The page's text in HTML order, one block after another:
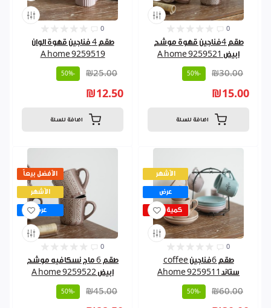
0
طقم 4 فناجين قهوة الوان
9259519 A home
₪25.00
-50%
₪12.50
اضافة للسلة
0
طقم 4فناجين قهوة موشح
ابيض 9259521 A home
₪30.00
-50%
₪15.00
اضافة للسلة
الأفضل بيعاً
الأشهر
عرض
0
طقم 6 ماج نسكافيه موشح
ابيض 9259522 A home
₪45.00
-50%
الأشهر
عرض
كمية قليلة
0
طقم 6فناجين coffee
ستاند9259511 Ahome
₪60.00
-50%